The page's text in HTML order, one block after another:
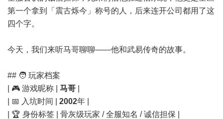
第一个拿到「震古烁今」称号的人，后来连开公司都用了这
四个字。
今天，我们来听马哥聊聊——他和武易传奇的故事。
## 🧑 玩家档案
| 🎮 游戏昵称 | 马哥
| 📅 入坑时间 | 2002年 |
| 🏆 身份标签 | 骨灰级玩家 / 全服知名 / 诚信担保 |